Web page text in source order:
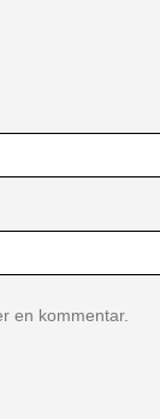
en kommentar.